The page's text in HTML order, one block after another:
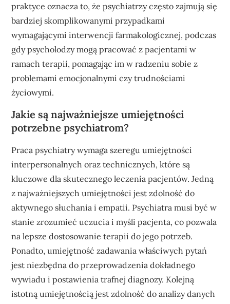
praktyce oznacza to, że psychiatrzy często zajmują się
bardziej skomplikowanymi przypadkami
wymagającymi interwencji farmakologicznej, podczas
gdy psycholodzy mogą pracować z pacjentami w
ramach terapii, pomagając im w radzeniu sobie z
problemami emocjonalnymi czy trudnościami
życiowymi.
Jakie są najważniejsze umiejętności
potrzebne psychiatrom?
Praca psychiatry wymaga szeregu umiejętności
interpersonalnych oraz technicznych, które są
kluczowe dla skutecznego leczenia pacjentów. Jedną
z najważniejszych umiejętności jest zdolność do
aktywnego słuchania i empatii. Psychiatra musi być w
stanie zrozumieć uczucia i myśli pacjenta, co pozwala
na lepsze dostosowanie terapii do jego potrzeb.
Ponadto, umiejętność zadawania właściwych pytań
jest niezbędna do przeprowadzenia dokładnego
wywiadu i postawienia trafnej diagnozy. Kolejną
istotną umiejętnością jest zdolność do analizy danych